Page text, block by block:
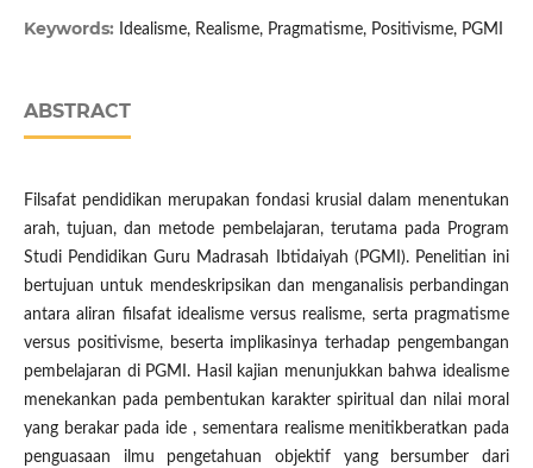
Keywords: Idealisme, Realisme, Pragmatisme, Positivisme, PGMI
ABSTRACT
Filsafat pendidikan merupakan fondasi krusial dalam menentukan
arah, tujuan, dan metode pembelajaran, terutama pada Program
Studi Pendidikan Guru Madrasah Ibtidaiyah (PGMI). Penelitian ini
bertujuan untuk mendeskripsikan dan menganalisis perbandingan
antara aliran filsafat idealisme versus realisme, serta pragmatisme
versus positivisme, beserta implikasinya terhadap pengembangan
pembelajaran di PGMI. Hasil kajian menunjukkan bahwa idealisme
menekankan pada pembentukan karakter spiritual dan nilai moral
yang berakar pada ide , sementara realisme menitikberatkan pada
penguasaan ilmu pengetahuan objektif yang bersumber dari